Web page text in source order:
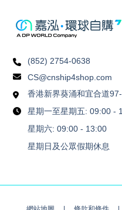
(852) 2754-0638
CS@cnship4shop.com
香港新界葵涌和宜合道
星期一至星期五: 09:00 -
星期六: 09:00 - 13:00
星期日及公眾假期休息